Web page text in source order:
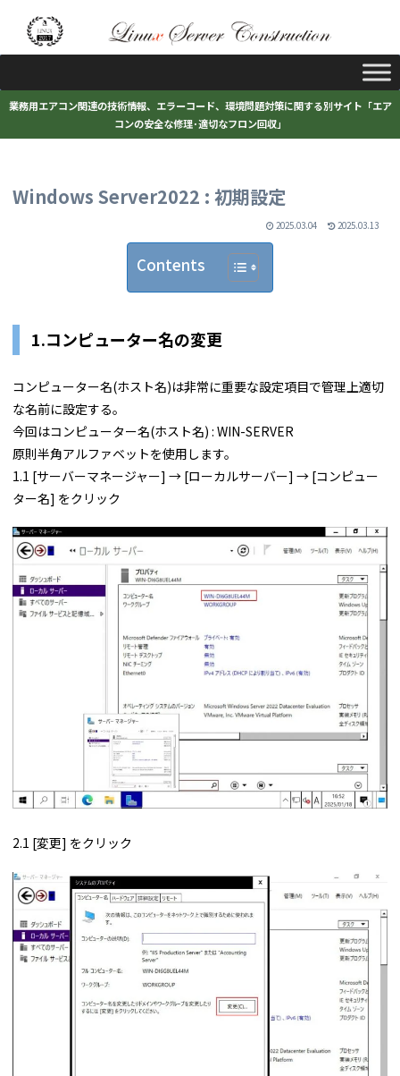
業務用エアコン関連の技術情報、エラーコード、環境問題対策に関する別サイト「エア
コンの安全な修理･適切なフロン回収」
Windows Server2022 : 初期設定
2025.03.04 2025.03.13
Contents
1.コンピューター名の変更
コンピューター名(ホスト名)は非常に重要な設定項目で管理上適切
な名前に設定する。
今回はコンピューター名(ホスト名) : WIN-SERVER
原則半角アルファベットを使用します。
1.1 [サーバーマネージャー] → [ローカルサーバー] → [コンピュー
ター名] をクリック
2.1 [変更] をクリック